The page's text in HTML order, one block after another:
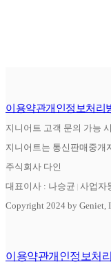
이용약관개인정보처리
지니어트 고객 문의 가능
지니어트는 통신판매중개
주식회사 다인
대표이사 : 나승균 사업자
Copyright 2024 by Geniet,
이용약관개인정보처